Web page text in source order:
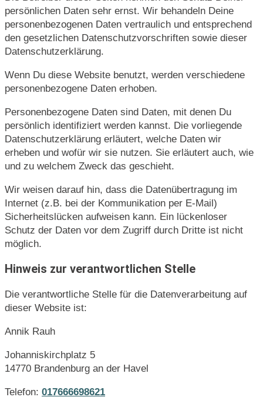
persönlichen Daten sehr ernst. Wir behandeln Deine
personenbezogenen Daten vertraulich und entsprechend
den gesetzlichen Datenschutzvorschriften sowie dieser
Datenschutzerklärung.
Wenn Du diese Website benutzt, werden verschiedene
personenbezogene Daten erhoben.
Personenbezogene Daten sind Daten, mit denen Du
persönlich identifiziert werden kannst. Die vorliegende
Datenschutzerklärung erläutert, welche Daten wir
erheben und wofür wir sie nutzen. Sie erläutert auch, wie
und zu welchem Zweck das geschieht.
Wir weisen darauf hin, dass die Datenübertragung im
Internet (z.B. bei der Kommunikation per E-Mail)
Sicherheitslücken aufweisen kann. Ein lückenloser
Schutz der Daten vor dem Zugriff durch Dritte ist nicht
möglich.
Hinweis zur verantwortlichen Stelle
Die verantwortliche Stelle für die Datenverarbeitung auf
dieser Website ist:
Annik Rauh
Johanniskirchplatz 5
14770 Brandenburg an der Havel
Telefon: 017666698621